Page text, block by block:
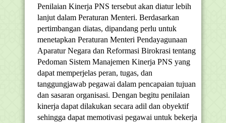
Penilaian Kinerja PNS tersebut akan diatur lebih
lanjut dalam Peraturan Menteri. Berdasarkan
pertimbangan diatas, dipandang perlu untuk
menetapkan Peraturan Menteri Pendayagunaan
Aparatur Negara dan Reformasi Birokrasi tentang
Pedoman Sistem Manajemen Kinerja PNS yang
dapat memperjelas peran, tugas, dan
tanggungjawab pegawai dalam pencapaian tujuan
dan sasaran organisasi. Dengan begitu penilaian
kinerja dapat dilakukan secara adil dan obyektif
sehingga dapat memotivasi pegawai untuk bekerja